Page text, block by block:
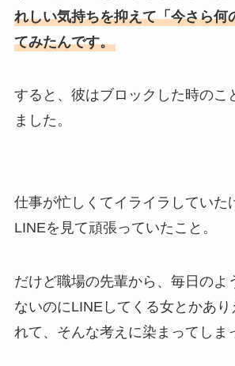
れしい気持ちを抑えて「今さら何
てみたんです。
すると、彼はブロックした時のこ
ました。
仕事が忙しくてイライラしていた
LINEを見て頑張っていたこと。
だけど職場の先輩から、毎日のよ
ないのにLINEしてくる女とかあ
れて、そんな考えに染まってしま